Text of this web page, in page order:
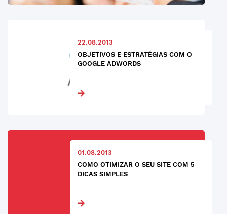
22.08.2013
OBJETIVOS E ESTRATÉGIAS COM O
GOOGLE ADWORDS
01.08.2013
COMO OTIMIZAR O SEU SITE COM 5
DICAS SIMPLES